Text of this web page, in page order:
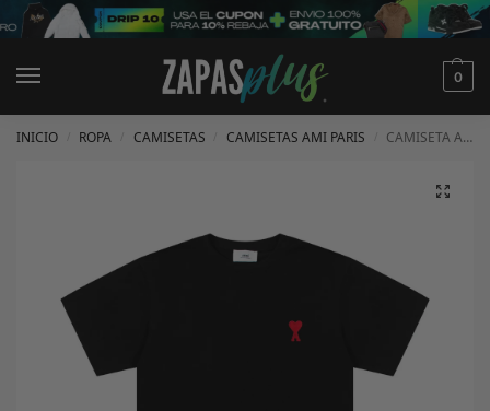
0
INICIO ROPA CAMISETAS CAMISETAS AMI PARIS CAMISETA AMI PARIS